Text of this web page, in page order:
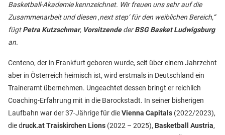
Basketball-Akademie kennzeichnet. Wir freuen uns sehr auf die
Zusammenarbeit und diesen ‚next step‘ für den weiblichen Bereich,“
fügtPetra Kutzschmar, VorsitzendederBSG Basket Ludwigsburg
an.
Centeno, der in Frankfurt geboren wurde, seit über einem Jahrzehnt
aber in Österreich heimisch ist, wird erstmals in Deutschland ein
Traineramt übernehmen. Ungeachtet dessen bringt er reichlich
Coaching-Erfahrung mit in die Barockstadt. In seiner bisherigen
Laufbahn war der 37-Jährige für dieVienna Capitals (2022/2023),
die druck.at Traiskirchen Lions (2022 – 2025), Basketball Austria,